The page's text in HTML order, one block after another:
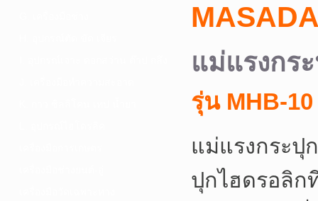
แม่แรงกร
รุ่น MHB-10
แม่แรงกระปุ
ปุกไฮดรอลิก